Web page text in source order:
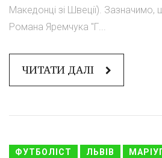
Македонці зі Швеції). Зазначимо,
Романа Яремчука "Г...
ЧИТАТИ ДАЛІ
ФУТБОЛІСТ ЛЬВІВ